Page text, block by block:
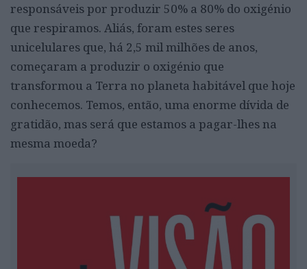
responsáveis por produzir 50% a 80% do oxigénio
que respiramos. Aliás, foram estes seres
unicelulares que, há 2,5 mil milhões de anos,
começaram a produzir o oxigénio que
transformou a Terra no planeta habitável que hoje
conhecemos. Temos, então, uma enorme dívida de
gratidão, mas será que estamos a pagar-lhes na
mesma moeda?